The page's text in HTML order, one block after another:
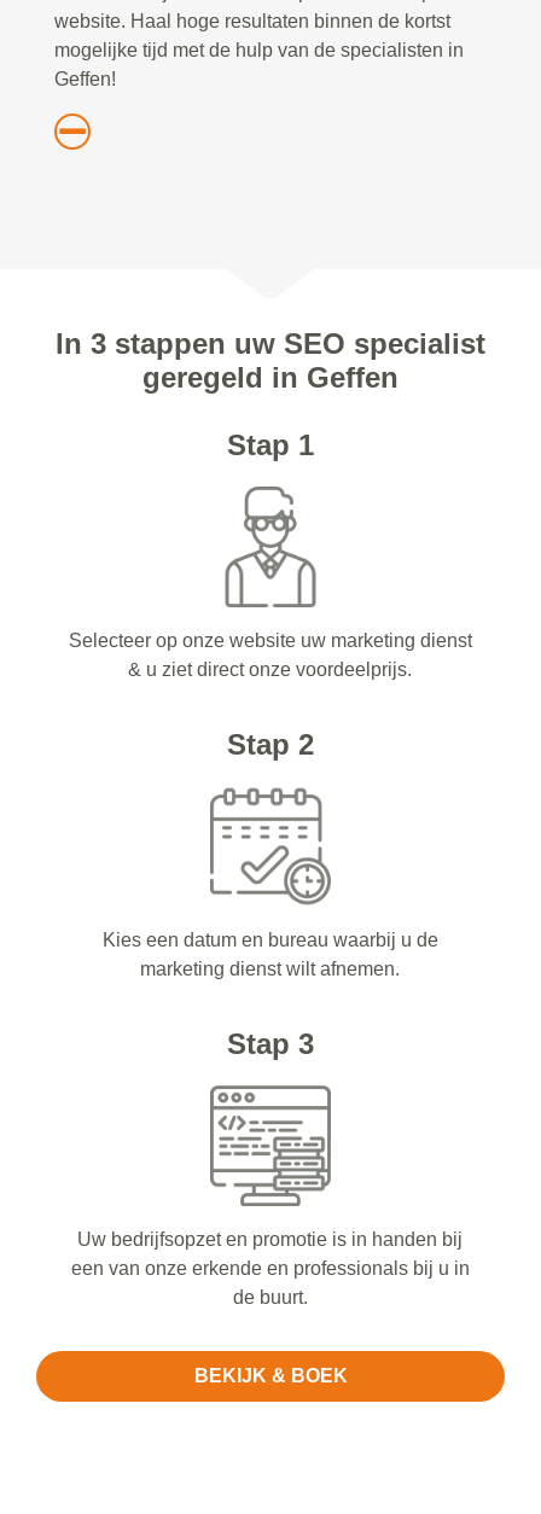
website. Haal hoge resultaten binnen de kortst
mogelijke tijd met de hulp van de specialisten in
Geffen!
In 3 stappen uw SEO specialist
geregeld in Geffen
Stap 1
Selecteer op onze website uw marketing dienst
& u ziet direct onze voordeelprijs.
Stap 2
Kies een datum en bureau waarbij u de
marketing dienst wilt afnemen.
Stap 3
Uw bedrijfsopzet en promotie is in handen bij
een van onze erkende en professionals bij u in
de buurt.
BEKIJK & BOEK